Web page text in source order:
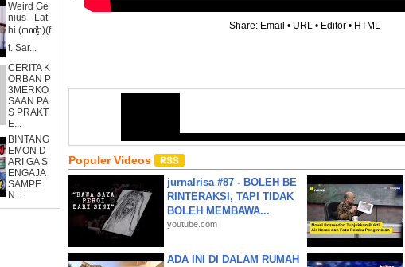
Weird Ge
nius - Lat
hi (ꦭꦛꦶ)(f
t. Sar...
CERITA K
ORBAN P
3MERKO
SAAN PA
S PRAKT
E...
BINTANG
EMON D
ARI GA S
ENGAJA
SAMPE
N...
Share: Email • URL • Editor • HTML
Populer Videos
jurnalrisa #87 - BOLEH BE
RINTERAKSI, TAPI TIDAK
BOLEH MEMBAWA...
youtube.com
ADA INI DI DALAM RUMAH